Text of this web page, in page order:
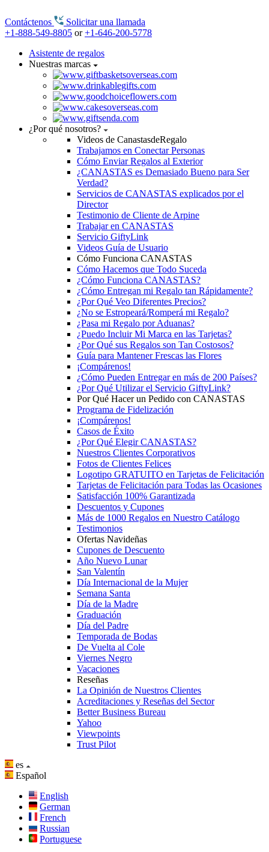
Contáctenos
Solicitar una llamada
+1-888-549-8805 or+1-646-200-5778
Asistente de regalos
Nuestras marcas
¿Por qué nosotros?
Videos de CanastasdeRegalo
Trabajamos en Conectar Personas
Cómo Enviar Regalos al Exterior
¿CANASTAS es Demasiado Bueno para Ser
Verdad?
Servicios de CANASTAS explicados por el
Director
Testimonio de Cliente de Arpine
Trabajar en CANASTAS
Servicio GiftyLink
Videos Guía de Usuario
Cómo Funciona CANASTAS
Cómo Hacemos que Todo Suceda
¿Cómo Funciona CANASTAS?
¿Cómo Entregan mi Regalo tan Rápidamente?
¿Por Qué Veo Diferentes Precios?
¿No se Estropeará/Romperá mi Regalo?
¿Pasa mi Regalo por Aduanas?
¿Puedo Incluir Mi Marca en las Tarjetas?
¿Por Qué sus Regalos son Tan Costosos?
Guía para Mantener Frescas las Flores
¡Compárenos!
¿Cómo Pueden Entregar en más de 200 Países?
¿Por Qué Utilizar el Servicio GiftyLink?
Por Qué Hacer un Pedido con CANASTAS
Programa de Fidelización
¡Compárenos!
Casos de Éxito
¿Por Qué Elegir CANASTAS?
Nuestros Clientes Corporativos
Fotos de Clientes Felices
Logotipo GRATUITO en Tarjetas de Felicitación
Tarjetas de Felicitación para Todas las Ocasiones
Satisfacción 100% Garantizada
Descuentos y Cupones
Más de 1000 Regalos en Nuestro Catálogo
Testimonios
Ofertas Navideñas
Cupones de Descuento
Año Nuevo Lunar
San Valentín
Día Internacional de la Mujer
Semana Santa
Día de la Madre
Graduación
Día del Padre
Temporada de Bodas
De Vuelta al Cole
Viernes Negro
Vacaciones
Reseñas
La Opinión de Nuestros Clientes
Acreditaciones y Reseñas del Sector
Better Business Bureau
Yahoo
Viewpoints
Trust Pilot
es
Español
English
German
French
Russian
Portuguese